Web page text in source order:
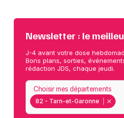
Newsletter : le
J-4 avant votre dose
Bons plans, sorties,
rédaction JDS, chaque jeudi.
82 - Tarn-et-Garonne
Choisir mes départements